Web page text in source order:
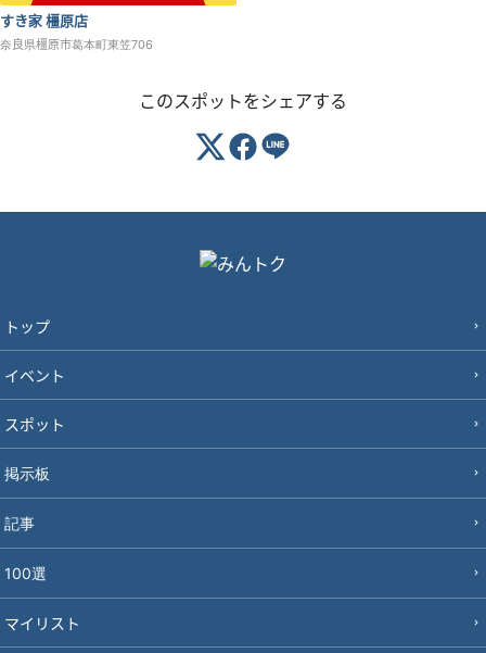
すき家 橿原店
奈良県橿原市葛本町東笠706
このスポットをシェアする
トップ
イベント
スポット
掲示板
記事
100選
マイリスト